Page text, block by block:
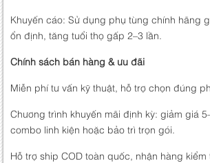
Khuyến cáo: Sử dụng phụ tùng chính hãng
ổn định, tăng tuổi thọ gấp 2–3 lần.
Chính sách bán hàng & ưu đãi
Miễn phí tư vấn kỹ thuật, hỗ trợ chọn đúng
Chương trình khuyến mãi định kỳ: giảm giá
combo linh kiện hoặc bảo trì trọn gói.
Hỗ trợ ship COD toàn quốc, nhận hàng